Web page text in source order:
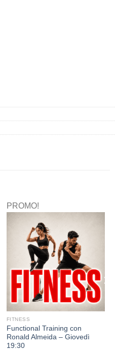
PROMO!
FITNESS
Functional Training con
Ronald Almeida – Giovedì
19:30